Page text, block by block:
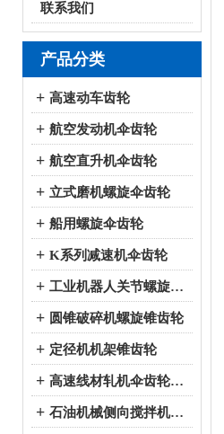
联系我们
产品分类
+ 高速动车齿轮
+ 航空发动机伞齿轮
+ 航空直升机伞齿轮
+ 立式磨机螺旋伞齿轮
+ 船用螺旋伞齿轮
+ K系列减速机伞齿轮
+ 工业机器人关节螺旋伞齿轮
+ 圆锥破碎机螺旋锥齿轮
+ 定径机机架锥齿轮
+ 高速线材轧机伞齿轮系列
+ 石油机械侧向搅拌机伞齿轮系列